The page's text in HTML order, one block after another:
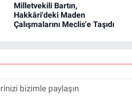
Milletvekili Bartın,
Hakkâri'deki Maden
Çalışmalarını Meclis'e Taşıdı